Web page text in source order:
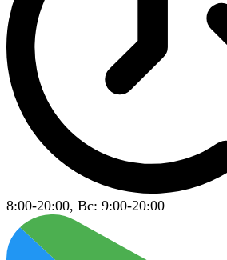
8:00-20:00, Вс: 9:00-20:00